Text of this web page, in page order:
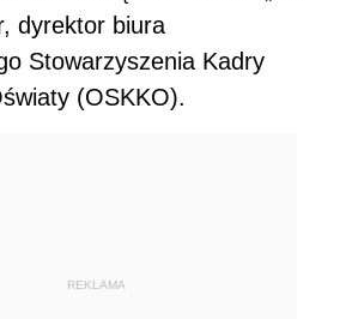
dyrektor biura
Stowarzyszenia Kadry
(OSKKO).
REKLAMA